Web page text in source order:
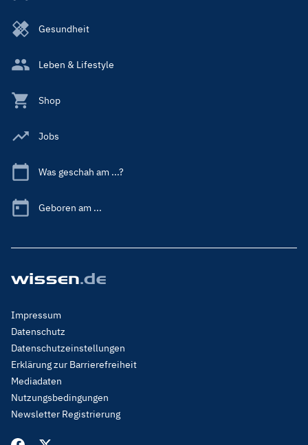
Gesundheit
Leben & Lifestyle
Shop
Jobs
Was geschah am ...?
Geboren am ...
Footer
Menu
Legal
Impressum
Datenschutz
Datenschutzeinstellungen
Erklärung zur Barrierefreiheit
Mediadaten
Nutzungsbedingungen
Newsletter Registrierung